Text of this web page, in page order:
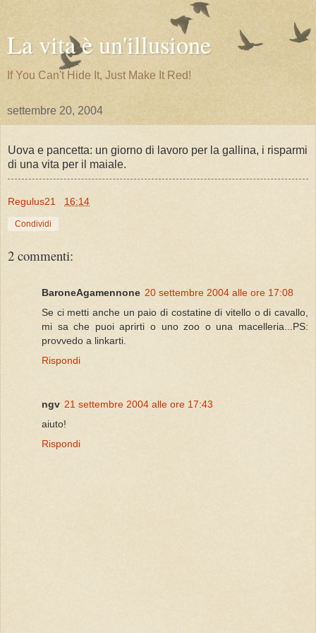
La vita è un'illusione
If You Can't Hide It, Just Make It Red!
settembre 20, 2004
Uova e pancetta: un giorno di lavoro per la gallina, i risparmi
di una vita per il maiale.
Regulus21 16:14
Condividi
2 commenti:
BaroneAgamennone 20 settembre 2004 alle ore 17:08
Se ci metti anche un paio di costatine di vitello o di cavallo,
mi sa che puoi aprirti o uno zoo o una macelleria...PS:
provvedo a linkarti.
Rispondi
ngv 21 settembre 2004 alle ore 17:43
aiuto!
Rispondi